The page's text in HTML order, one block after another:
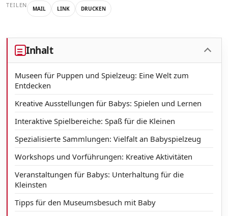
TEILEN MAIL LINK DRUCKEN
Inhalt
Museen für Puppen und Spielzeug: Eine Welt zum
Entdecken
Kreative Ausstellungen für Babys: Spielen und Lernen
Interaktive Spielbereiche: Spaß für die Kleinen
Spezialisierte Sammlungen: Vielfalt an Babyspielzeug
Workshops und Vorführungen: Kreative Aktivitäten
Veranstaltungen für Babys: Unterhaltung für die
Kleinsten
Tipps für den Museumsbesuch mit Baby